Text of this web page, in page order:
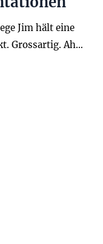
Jim hält eine
Grossartig. Ah…